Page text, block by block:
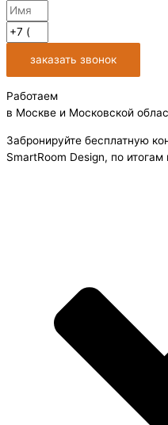
заказать звонок
Работаем
в Москве и Московской
Забронируйте бесплатную
SmartRoom Design, по